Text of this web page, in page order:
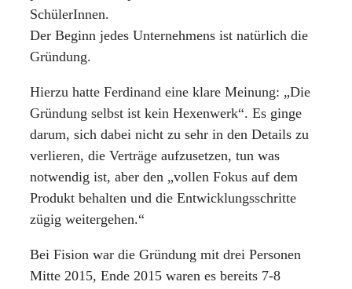
SchülerInnen.
Der Beginn jedes Unternehmens ist natürlich die
Gründung.
Hierzu hatte Ferdinand eine klare Meinung: „Die
Gründung selbst ist kein Hexenwerk“. Es ginge
darum, sich dabei nicht zu sehr in den Details zu
verlieren, die Verträge aufzusetzen, tun was
notwendig ist, aber den „vollen Fokus auf dem
Produkt behalten und die Entwicklungsschritte
zügig weitergehen.“
Bei Fision war die Gründung mit drei Personen
Mitte 2015, Ende 2015 waren es bereits 7-8